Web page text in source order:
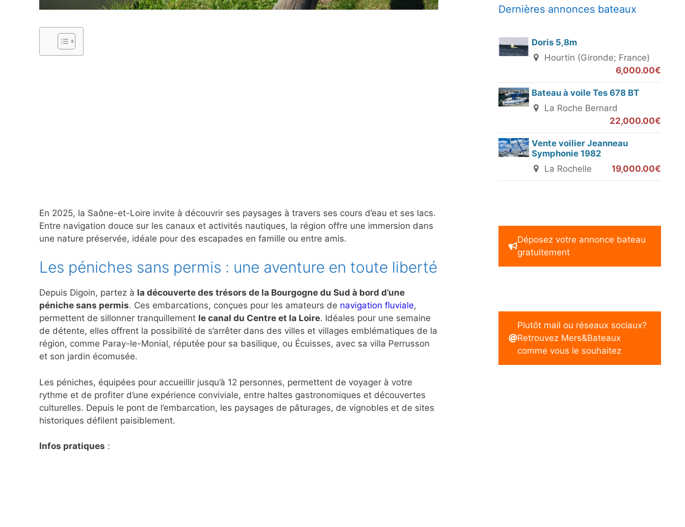
En 2025, la Saône-et-Loire invite à découvrir ses paysages à travers ses cours d’eau et ses lacs.
Entre navigation douce sur les canaux et activités nautiques, la région offre une immersion dans
une nature préservée, idéale pour des escapades en famille ou entre amis.
Les péniches sans permis : une aventure en toute liberté
Depuis Digoin, partez à la découverte des trésors de la Bourgogne du Sud à bord d’une
péniche sans permis. Ces embarcations, conçues pour les amateurs de navigation fluviale,
permettent de sillonner tranquillement le canal du Centre et la Loire. Idéales pour une semaine
de détente, elles offrent la possibilité de s’arrêter dans des villes et villages emblématiques de la
région, comme Paray-le-Monial, réputée pour sa basilique, ou Écuisses, avec sa villa Perrusson
et son jardin écomusée.
Les péniches, équipées pour accueillir jusqu’à 12 personnes, permettent de voyager à votre
rythme et de profiter d’une expérience conviviale, entre haltes gastronomiques et découvertes
culturelles. Depuis le pont de l’embarcation, les paysages de pâturages, de vignobles et de sites
historiques défilent paisiblement.
Infos pratiques :
Dernières annonces bateaux
Doris 5,8m
Hourtin (Gironde; France)
6,000.00€
Bateau à voile Tes 678 BT
La Roche Bernard
22,000.00€
Vente voilier Jeanneau
Symphonie 1982
La Rochelle
19,000.00€
Déposez votre annonce bateau
gratuitement
Plutôt mail ou réseaux sociaux?
Retrouvez Mers&Bateaux
comme vous le souhaitez